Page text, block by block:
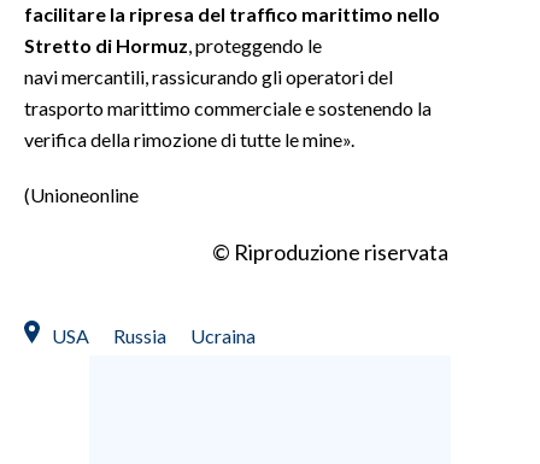
facilitare la ripresa del traffico marittimo nello
Stretto di Hormuz , proteggendo le
navi mercantili, rassicurando gli operatori del
trasporto marittimo commerciale e sostenendo la
verifica della rimozione di tutte le mine».
(Unioneonline
© Riproduzione riservata
USA Russia Ucraina